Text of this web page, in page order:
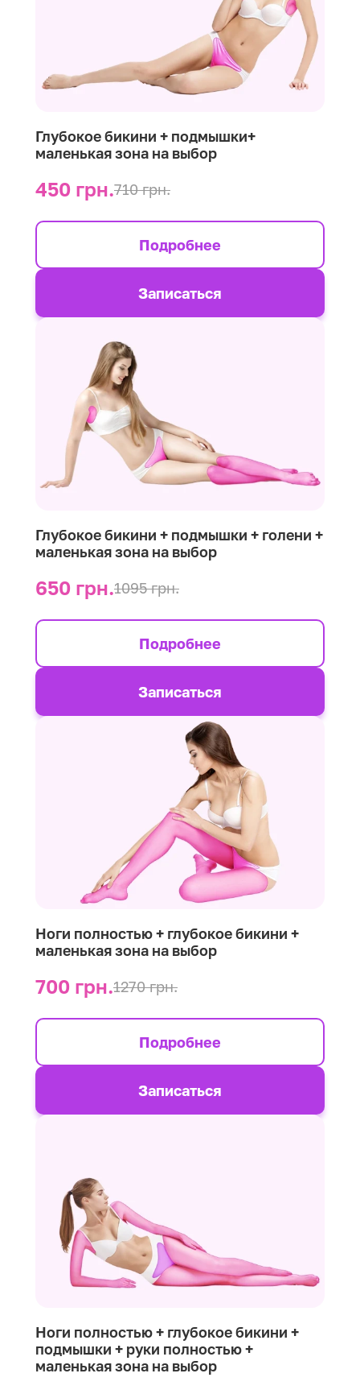
Глубокое бикини + подмышки+
маленькая зона на выбор
450 грн.710 грн.
Подробнее
Записаться
Глубокое бикини + подмышки + голени +
маленькая зона на выбор
650 грн.1095 грн.
Подробнее
Записаться
Ноги полностью + глубокое бикини +
маленькая зона на выбор
700 грн.1270 грн.
Подробнее
Записаться
Ноги полностью + глубокое бикини +
подмышки + руки полностью +
маленькая зона на выбор